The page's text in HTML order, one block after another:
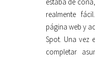
realmente
página web y
Spot. Una vez
completar